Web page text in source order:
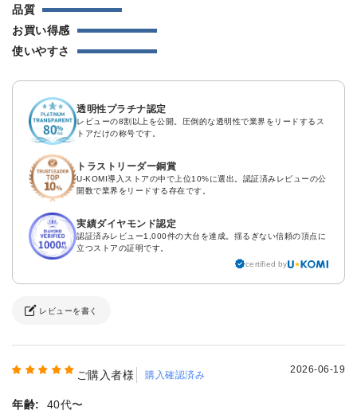
品質
お買い得感
使いやすさ
透明性プラチナ認定
レビューの8割以上を公開。圧倒的な透明性で業界をリードするス
トアだけの称号です。
トラストリーダー銅賞
U-KOMI導入ストアの中で上位10%に選出。認証済みレビューの公
開数で業界をリードする存在です。
実績ダイヤモンド認定
認証済みレビュー1,000件の大台を達成。揺るぎない信頼の頂点に
立つストアの証明です。
certified by
レビューを書く
ご購入者様 購入確認済み 2026-06-19
年齢:
40代〜